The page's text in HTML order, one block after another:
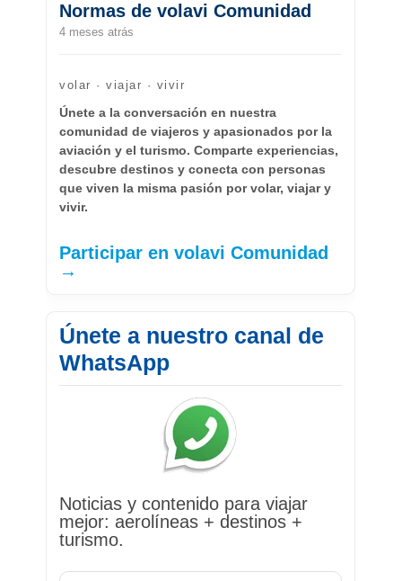
Normas de volavi Comunidad
4 meses atrás
volar · viajar · vivir
Únete a la conversación en nuestra
comunidad de viajeros y apasionados por la
aviación y el turismo. Comparte experiencias,
descubre destinos y conecta con personas
que viven la misma pasión por volar, viajar y
vivir.
Participar en volavi Comunidad
→
Únete a nuestro canal de
WhatsApp
Noticias y contenido para viajar
mejor: aerolíneas + destinos +
turismo.